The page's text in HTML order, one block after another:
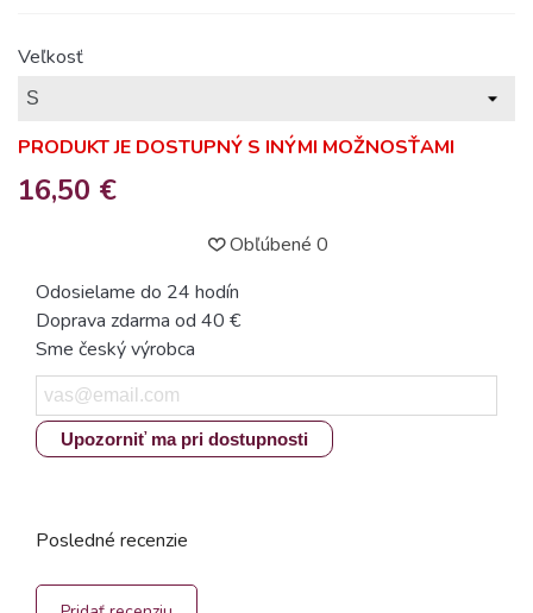
Veľkosť
PRODUKT JE DOSTUPNÝ S INÝMI MOŽNOSŤAMI
16,50 €
Obľúbené 0
Odosielame do 24 hodín
Doprava zdarma od 40 €
Sme český výrobca
Upozorniť ma pri dostupnosti
Posledné recenzie